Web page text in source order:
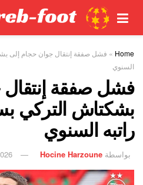
Home
» فشل صفقة إنتقال جوان حجام إلى
السنوي
فشل صفقة
بشكتاش التركي
راتبه السنوي
بواسطة Hocine Harzoune